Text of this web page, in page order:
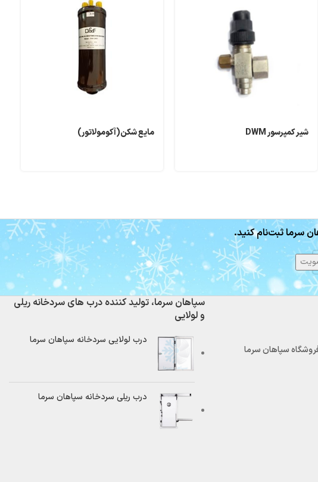
شیر کمپرسور DWM مایع شکن(آکومولاتور)
سرما ثبت‌نام کنید.
سپاهان سرما، تولید کننده درب های سردخانه ریلی
و لولایی
درب لولایی سردخانه سپاهان سرما
درب ریلی سردخانه سپاهان سرما